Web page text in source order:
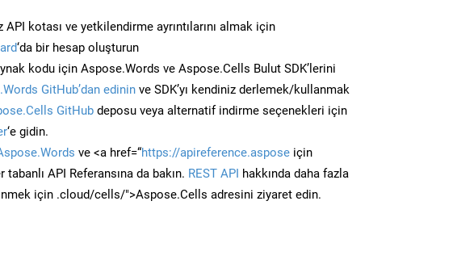
API kotası ve yetkilendirme ayrıntılarını almak için
‘da bir hesap oluşturun
kodu için Aspose.Words ve Aspose.Cells Bulut SDK’lerini
GitHub’dan edinin ve SDK’yı kendiniz derlemek/kullanmak
GitHub deposu veya alternatif indirme seçenekleri için
‘e gidin.
ve <a href=“https://apireference.aspose için
tabanlı API Referansına da bakın. REST API hakkında daha fazla
için .cloud/cells/">Aspose.Cells adresini ziyaret edin.